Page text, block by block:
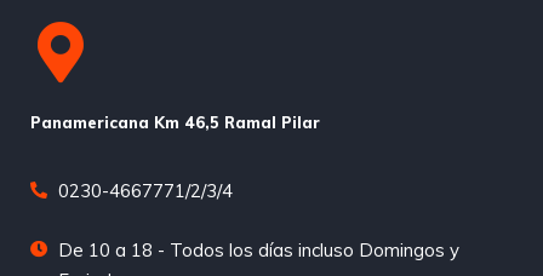
Panamericana Km 46,5 Ramal Pilar
0230-4667771/2/3/4
De 10 a 18 - Todos los días incluso Domingos y